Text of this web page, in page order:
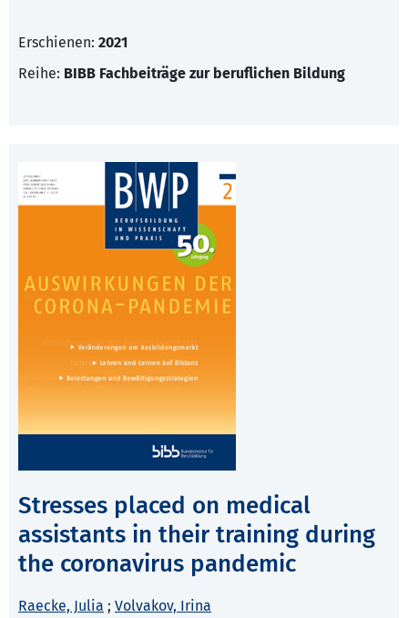
Erschienen: 2021
Reihe: BIBB Fachbeiträge zur beruflichen Bildung
Stresses placed on medical
assistants in their training during
the coronavirus pandemic
Raecke, Julia ; Volvakov, Irina